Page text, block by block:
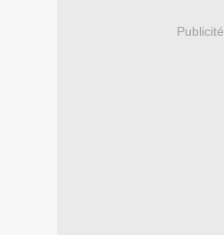
Publicité